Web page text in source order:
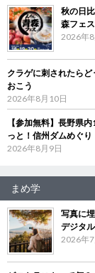
秋の日
森フェ
2026年
クラゲに刺されたら
おこう
2026年8月10日
【参加無料】長野県
っと！信州ダムめぐ
2026年8月9日
まめ学
写真に
デジタル
2026年